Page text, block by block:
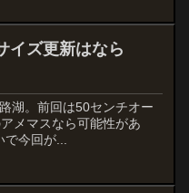
イズ更新はなら
湖。前回は50センチオー
メマスなら可能性があ
今回が...